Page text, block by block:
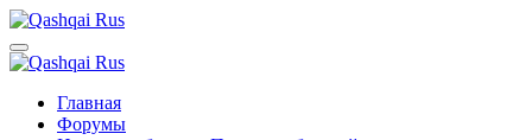
Главная
Форумы